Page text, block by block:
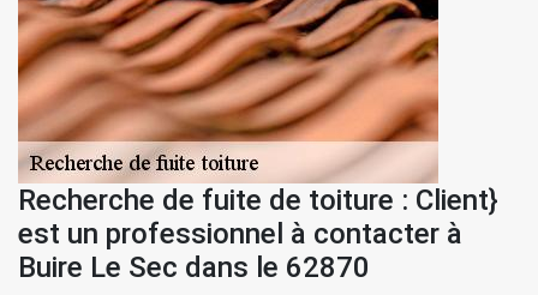
Recherche de fuite de toiture : Client}
est un professionnel à contacter à
Buire Le Sec dans le 62870